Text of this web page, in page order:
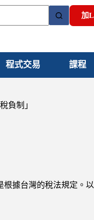
加
程式交易 課程
負制」
據台灣的稅法規定。